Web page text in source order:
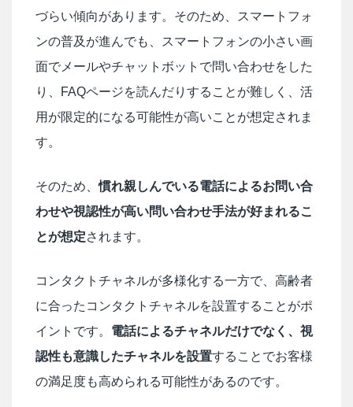
づらい傾向があります。そのため、スマートフォ
ンの普及が進んでも、スマートフォンの小さい画
面でメールやチャットボットで問い合わせをした
り、FAQページを読んだりすることが難しく、活
用が限定的になる可能性が高いことが想定されま
す。
そのため、慣れ親しんでいる電話によるお問い合
わせや視認性が高い問い合わせ手法が好まれるこ
とが想定されます。
コンタクトチャネルが多様化する一方で、高齢者
に合ったコンタクトチャネルを設置することがポ
イントです。 電話によるチャネルだけでなく、視
認性も意識したチャネルを設置することでお客様
の満足度も高められる可能性があるのです。